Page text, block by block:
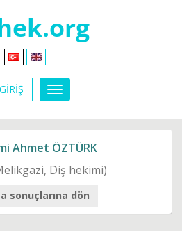
Ahmet ÖZTÜRK
Diş hekimi)
sonuçlarına dön